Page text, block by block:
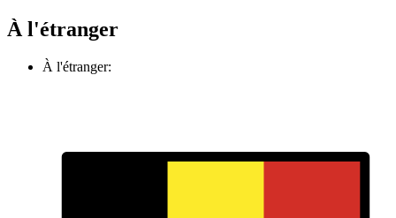
À l'étranger
À l'étranger: